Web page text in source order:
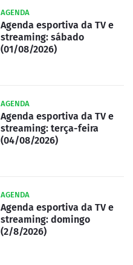
AGENDA
Agenda esportiva da TV e
streaming: sábado
(01/08/2026)
AGENDA
Agenda esportiva da TV e
streaming: terça-feira
(04/08/2026)
AGENDA
Agenda esportiva da TV e
streaming: domingo
(2/8/2026)